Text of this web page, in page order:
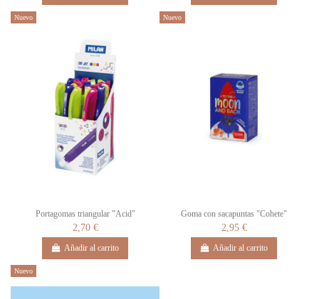
Nuevo
Portagomas triangular "Acid"
2,70 €
Añadir al carrito
Nuevo
Goma con sacapuntas "Cohete"
2,95 €
Añadir al carrito
Nuevo